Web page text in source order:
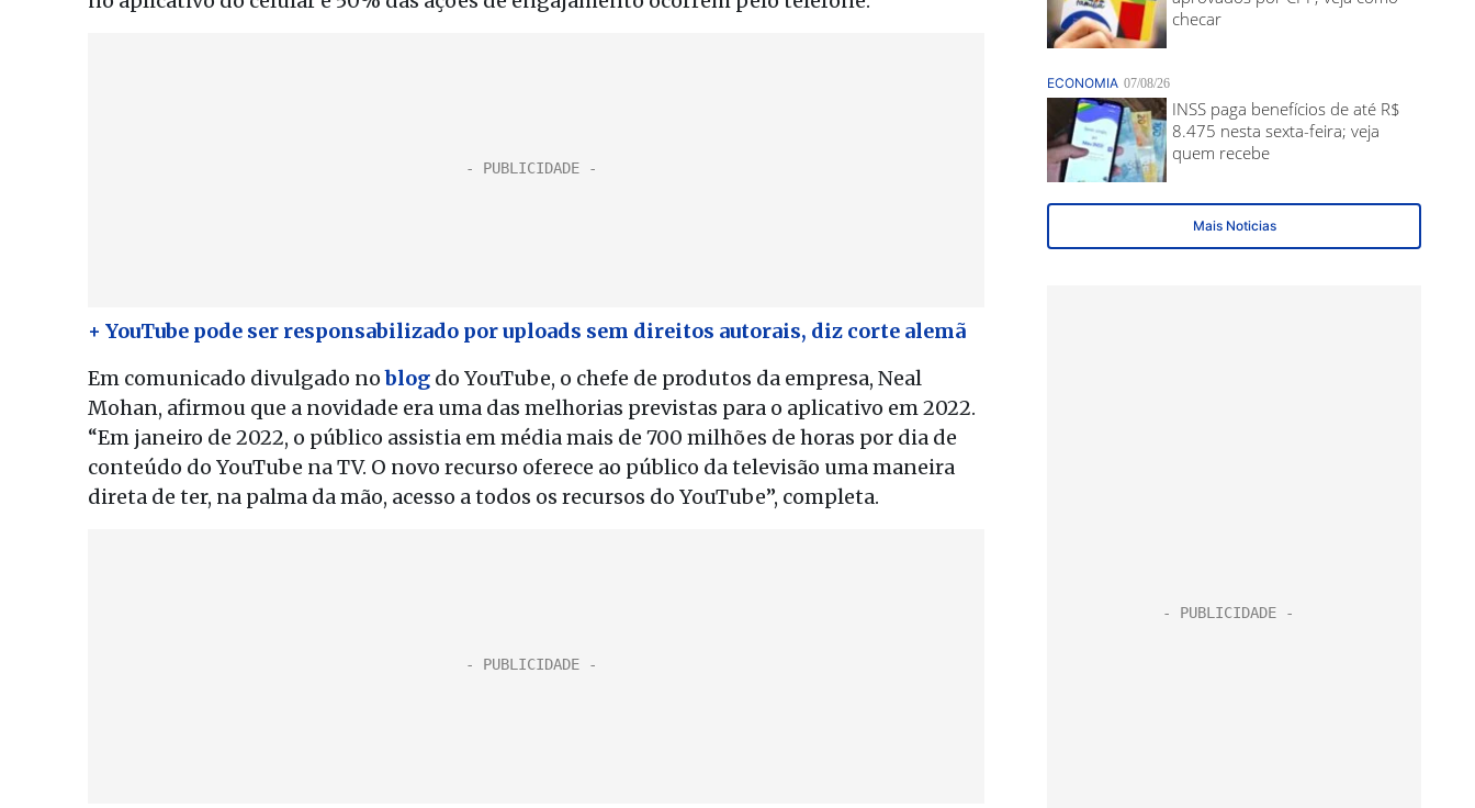
+ YouTube pode ser responsabilizado por uploads sem direitos autorais, diz corte alemã
Em comunicado divulgado noblog do YouTube, o chefe de produtos da empresa, Neal
Mohan, afirmou que a novidade era uma das melhorias previstas para o aplicativo em 2022.
“Em janeiro de 2022, o público assistia em média mais de 700 milhões de horas por dia de
conteúdo do YouTube na TV. O novo recurso oferece ao público da televisão uma maneira
direta de ter, na palma da mão, acesso a todos os recursos do YouTube”, completa.